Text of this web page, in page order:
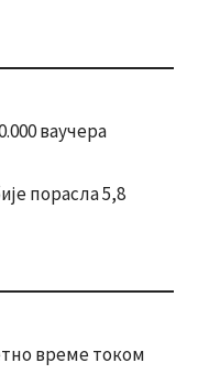
ваучера
порасла 5,8
време током